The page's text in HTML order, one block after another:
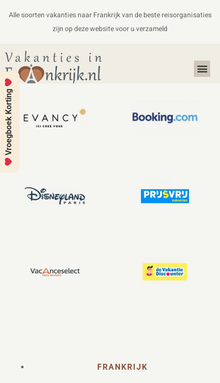
Alle soorten vakanties naar Frankrijk van de beste reisorganisaties
zijn op deze website voor u verzameld
FRANKRIJK
Vroegboek Korting